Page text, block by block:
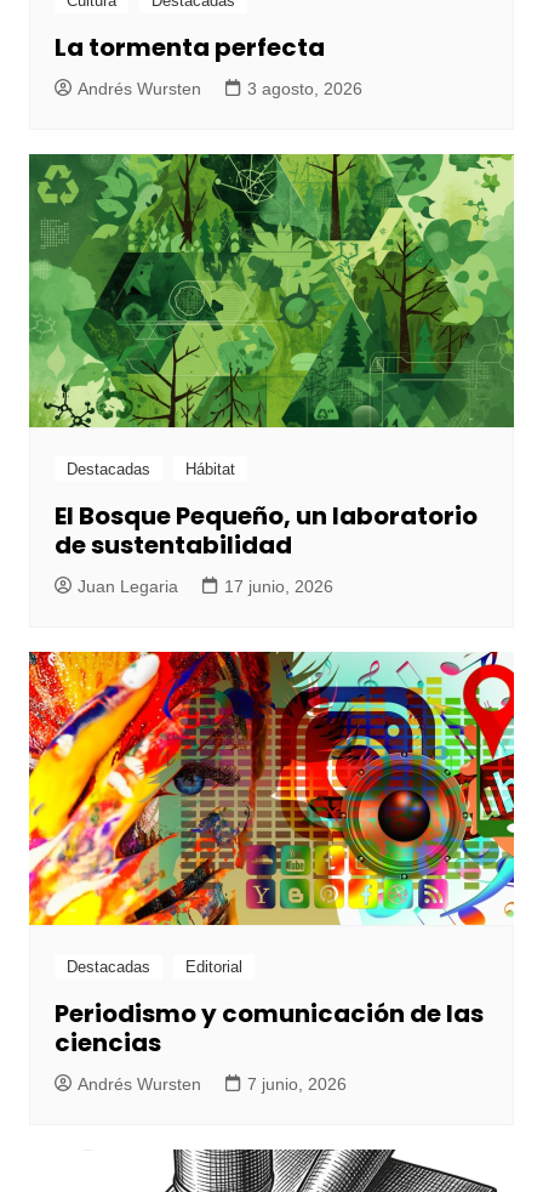
La tormenta perfecta
Andrés Wursten 3 agosto, 2026
Destacadas Hábitat
El Bosque Pequeño, un laboratorio
de sustentabilidad
Juan Legaria 17 junio, 2026
Destacadas Editorial
Periodismo y comunicación de las
ciencias
Andrés Wursten 7 junio, 2026